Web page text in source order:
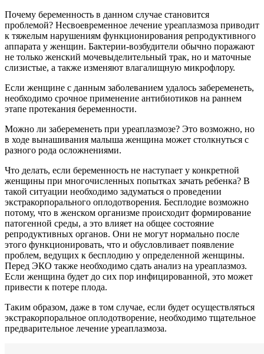
Почему беременность в данном случае становится
проблемой? Несвоевременное лечение уреаплазмоза приводит
к тяжелым нарушениям функционирования репродуктивного
аппарата у женщин. Бактерии-возбудители обычно поражают
не только женский мочевыделительный трак, но и маточные
слизистые, а также изменяют влагалищную микрофлору.
Если женщине с данным заболеванием удалось забеременеть,
необходимо срочное применение антибиотиков на раннем
этапе протекания беременности.
Можно ли забеременеть при уреаплазмозе? Это возможно, но
в ходе вынашивания малыша женщина может столкнуться с
разного рода осложнениями.
Что делать, если беременность не наступает у конкретной
женщины при многочисленных попытках зачать ребенка? В
такой ситуации необходимо задуматься о проведении
экстракорпорального оплодотворения. Бесплодие возможно
потому, что в женском организме происходит формирование
патогенной среды, а это влияет на общее состояние
репродуктивных органов. Они не могут нормально после
этого функционировать, что и обусловливает появление
проблем, ведущих к бесплодию у определенной женщины.
Перед ЭКО также необходимо сдать анализ на уреаплазмоз.
Если женщина будет до сих пор инфицированной, это может
привести к потере плода.
Таким образом, даже в том случае, если будет осуществляться
экстракорпоральное оплодотворение, необходимо тщательное
предварительное лечение уреаплазмоза.